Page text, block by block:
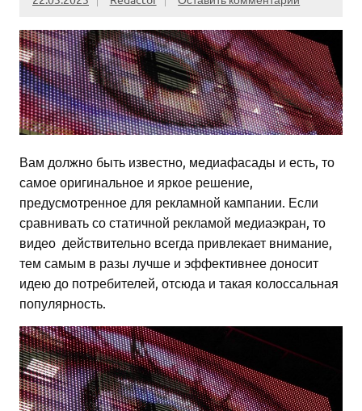
Вам должно быть известно, медиафасады и есть, то
самое оригинальное и яркое решение,
предусмотренное для рекламной кампании. Если
сравнивать со статичной рекламой медиаэкран, то
видео действительно всегда привлекает внимание,
тем самым в разы лучше и эффективнее доносит
идею до потребителей, отсюда и такая колоссальная
популярность.